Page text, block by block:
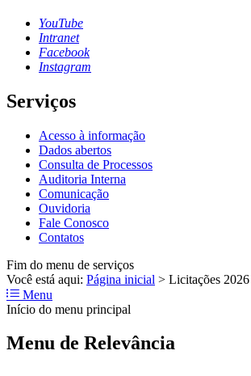
YouTube
Intranet
Facebook
Instagram
Serviços
Acesso à informação
Dados abertos
Consulta de Processos
Auditoria Interna
Comunicação
Ouvidoria
Fale Conosco
Contatos
Fim do menu de serviços
Você está aqui: Página inicial > Licitações 2026
Menu
Início do menu principal
Menu de Relevância